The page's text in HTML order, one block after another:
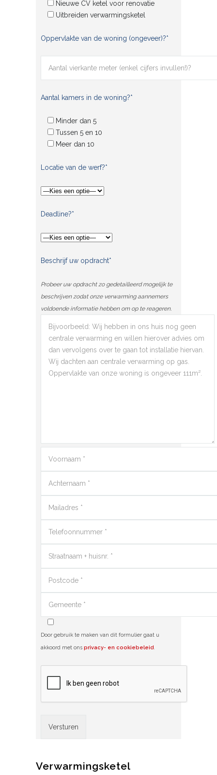
Nieuwe CV ketel voor renovatie
Uitbreiden verwarmingsketel
Oppervlakte van de woning (ongeveer)?*
Aantal kamers in de woning?*
Minder dan 5
Tussen 5 en 10
Meer dan 10
Locatie van de werf?*
Deadline?*
Beschrijf uw opdracht*
Probeer uw opdracht zo gedetailleerd mogelijk te
beschrijven zodat onze verwarming aannemers
voldoende informatie hebben om op te reageren.
Door gebruik te maken van dit formulier gaat u
akkoord met ons privacy- en cookiebeleid.
Verwarmingsketel